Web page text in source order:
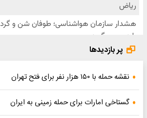
پر بازدیدها
نقشه حمله با ۱۵۰ هزار نفر برای فتح تهران
گستاخی امارات برای حمله زمینی به ایران